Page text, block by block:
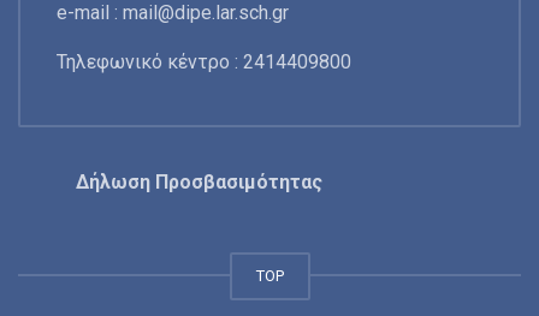
e-mail : mail@dipe.lar.sch.gr
Τηλεφωνικό κέντρο : 2414409800
Δήλωση Προσβασιμότητας
TOP